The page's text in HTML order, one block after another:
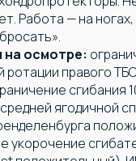
Работа — на ногах,
на осмотре:
ротации правого
сгибания
ягодичной
укорочение